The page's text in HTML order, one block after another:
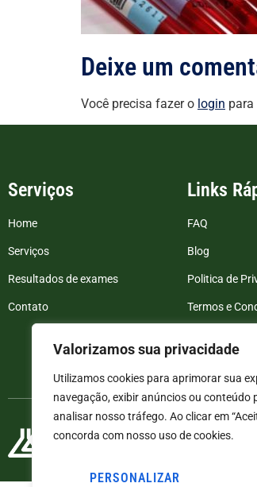
Valorizamos sua privacidade
Utilizamos cookies para aprimorar sua
navegação, exibir anúncios ou conteúdo
analisar nosso tráfego. Ao clicar em
concorda com nosso uso de cookies.
PERSONALIZAR
Deixe um
Você precisa fazer o login
Serviços
Home
Serviços
Resultados de exames
Contato
Links
FAQ
Blog
Politica de
Termos e